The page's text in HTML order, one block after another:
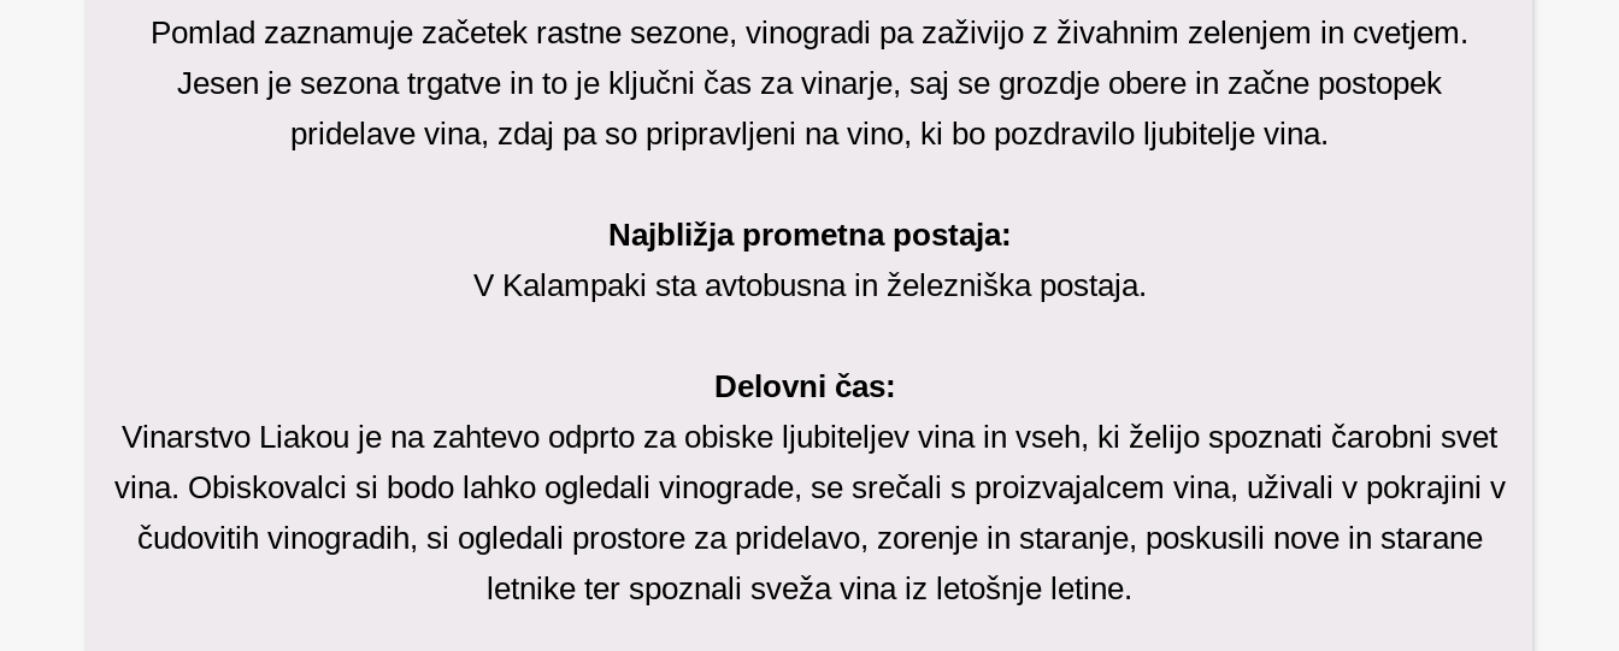
Pomlad zaznamuje začetek rastne sezone, vinogradi pa zaživijo z živahnim zelenjem in cvetjem.
Jesen je sezona trgatve in to je ključni čas za vinarje, saj se grozdje obere in začne postopek
pridelave vina, zdaj pa so pripravljeni na vino, ki bo pozdravilo ljubitelje vina.
Najbližja prometna postaja:
V Kalampaki sta avtobusna in železniška postaja.
Delovni čas:
Vinarstvo Liakou je na zahtevo odprto za obiske ljubiteljev vina in vseh, ki želijo spoznati čarobni svet
vina. Obiskovalci si bodo lahko ogledali vinograde, se srečali s proizvajalcem vina, uživali v pokrajini v
čudovitih vinogradih, si ogledali prostore za pridelavo, zorenje in staranje, poskusili nove in starane
letnike ter spoznali sveža vina iz letošnje letine.